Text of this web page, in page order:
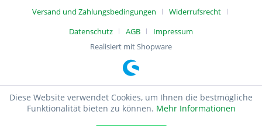
Versand und Zahlungsbedingungen
Widerrufsrecht
Datenschutz
AGB
Impressum
Realisiert mit Shopware
Diese Website verwendet Cookies, um Ihnen die bestmögliche
Funktionalität bieten zu können. Mehr Informationen